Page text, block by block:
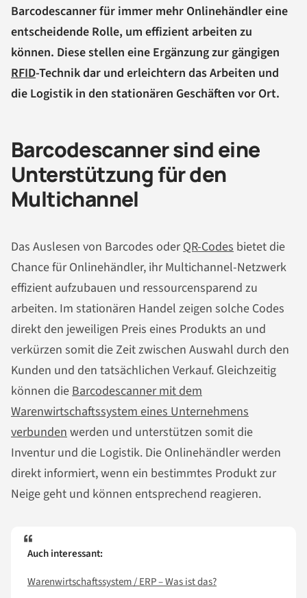
Barcodescanner für immer mehr Onlinehändler eine
entscheidende Rolle, um effizient arbeiten zu
können. Diese stellen eine Ergänzung zur gängigen
RFID-Technik dar und erleichtern das Arbeiten und
die Logistik in den stationären Geschäften vor Ort.
Barcodescanner sind eine
Unterstützung für den
Multichannel
Das Auslesen von Barcodes oderQR-Codes bietet die
Chance für Onlinehändler, ihr Multichannel-Netzwerk
effizient aufzubauen und ressourcensparend zu
arbeiten. Im stationären Handel zeigen solche Codes
direkt den jeweiligen Preis eines Produkts an und
verkürzen somit die Zeit zwischen Auswahl durch den
Kunden und den tatsächlichen Verkauf. Gleichzeitig
können dieBarcodescanner mit dem
Warenwirtschaftssystem eines Unternehmens
verbundenwerden und unterstützen somit die
Inventur und die Logistik. Die Onlinehändler werden
direkt informiert, wenn ein bestimmtes Produkt zur
Neige geht und können entsprechend reagieren.
Auch interessant:
Warenwirtschaftssystem / ERP – Was ist das?